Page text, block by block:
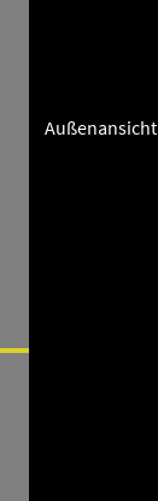
Außenansicht